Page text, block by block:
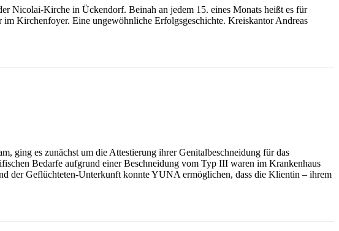
Nicolai-Kirche in Ückendorf. Beinah an jedem 15. eines Monats heißt es für
Kirchenfoyer. Eine ungewöhnliche Erfolgsgeschichte. Kreiskantor Andreas
ging es zunächst um die Attestierung ihrer Genitalbeschneidung für das
Bedarfe aufgrund einer Beschneidung vom Typ III waren im Krankenhaus
der Geflüchteten-Unterkunft konnte YUNA ermöglichen, dass die Klientin – ihrem